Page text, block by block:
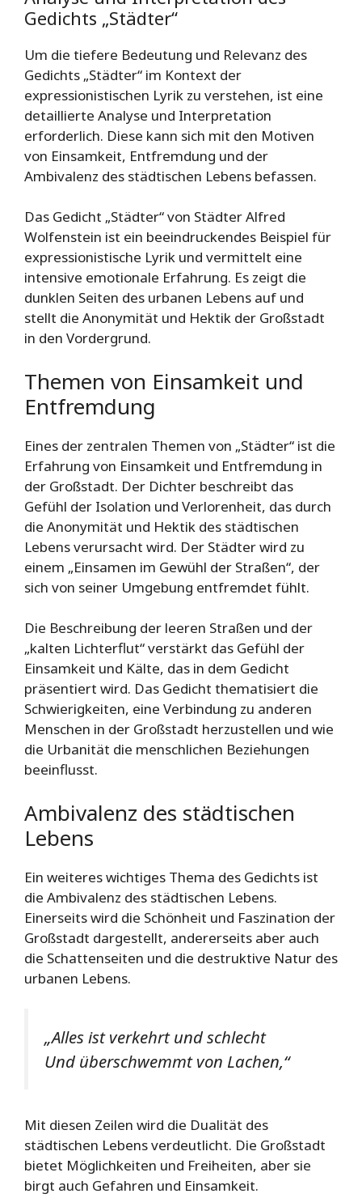
Gedichts „Städter“
Um die tiefere Bedeutung und Relevanz des
Gedichts „Städter“ im Kontext der
expressionistischen Lyrik zu verstehen, ist eine
detaillierte Analyse und Interpretation
erforderlich. Diese kann sich mit den Motiven
von Einsamkeit, Entfremdung und der
Ambivalenz des städtischen Lebens befassen.
Das Gedicht „Städter“ von Städter Alfred
Wolfenstein ist ein beeindruckendes Beispiel für
expressionistische Lyrik und vermittelt eine
intensive emotionale Erfahrung. Es zeigt die
dunklen Seiten des urbanen Lebens auf und
stellt die Anonymität und Hektik der Großstadt
in den Vordergrund.
Themen von Einsamkeit und
Entfremdung
Eines der zentralen Themen von „Städter“ ist die
Erfahrung von Einsamkeit und Entfremdung in
der Großstadt. Der Dichter beschreibt das
Gefühl der Isolation und Verlorenheit, das durch
die Anonymität und Hektik des städtischen
Lebens verursacht wird. Der Städter wird zu
einem „Einsamen im Gewühl der Straßen“, der
sich von seiner Umgebung entfremdet fühlt.
Die Beschreibung der leeren Straßen und der
„kalten Lichterflut“ verstärkt das Gefühl der
Einsamkeit und Kälte, das in dem Gedicht
präsentiert wird. Das Gedicht thematisiert die
Schwierigkeiten, eine Verbindung zu anderen
Menschen in der Großstadt herzustellen und wie
die Urbanität die menschlichen Beziehungen
beeinflusst.
Ambivalenz des städtischen
Lebens
Ein weiteres wichtiges Thema des Gedichts ist
die Ambivalenz des städtischen Lebens.
Einerseits wird die Schönheit und Faszination der
Großstadt dargestellt, andererseits aber auch
die Schattenseiten und die destruktive Natur des
urbanen Lebens.
„Alles ist verkehrt und schlecht
Und überschwemmt von Lachen,“
Mit diesen Zeilen wird die Dualität des
städtischen Lebens verdeutlicht. Die Großstadt
bietet Möglichkeiten und Freiheiten, aber sie
birgt auch Gefahren und Einsamkeit.